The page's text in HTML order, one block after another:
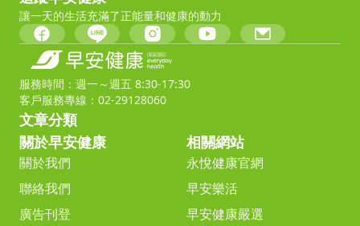
讓一天的生活充滿了正能量和健康的動力
服務時間：週一～週五 8:30-17:30
客戶服務專線：02-29128060
文章分類
關於早安健康
關於我們
聯絡我們
廣告刊登
相關網站
永悅健康官網
早安樂活
早安健康嚴選